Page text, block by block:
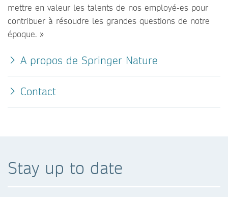
mettre en valeur les talents de nos employé-es pour
contribuer à résoudre les grandes questions de notre
époque. »
A propos de Springer Nature
Contact
Stay up to date